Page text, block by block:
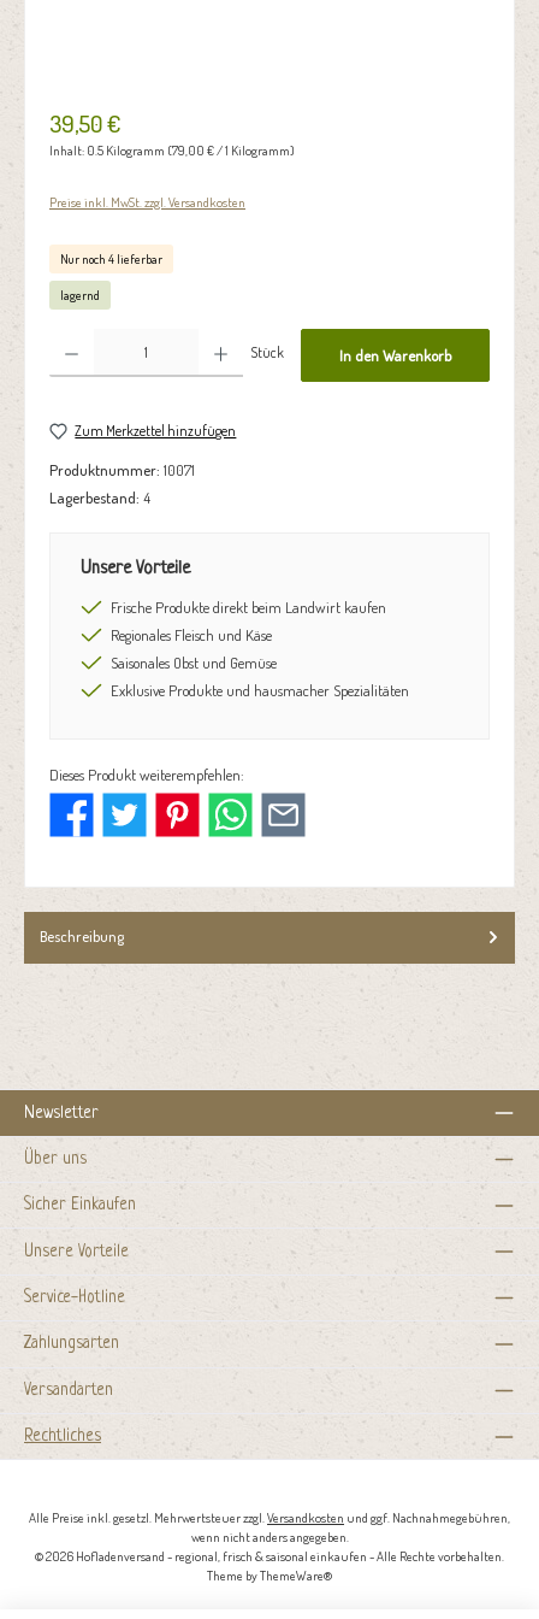
39,50 €
Inhalt: 0.5 Kilogramm (79,00 € / 1 Kilogramm)
Preise inkl. MwSt. zzgl. Versandkosten
Nur noch 4 lieferbar
lagernd
Produkt Anzahl: Gib den gewünschten Wert ein oder benutze die Schaltflächen um die Anzahl zu erhöhen oder zu
Stück In den Warenkorb
Zum Merkzettel hinzufügen
Produktnummer: 10071
Lagerbestand: 4
Unsere Vorteile
Frische Produkte direkt beim Landwirt kaufen
Regionales Fleisch und Käse
Saisonales Obst und Gemüse
Exklusive Produkte und hausmacher Spezialitäten
Dieses Produkt weiterempfehlen:
Beschreibung
Newsletter
Über uns
Sicher Einkaufen
Unsere Vorteile
Service-Hotline
Zahlungsarten
Versandarten
Rechtliches
Alle Preise inkl. gesetzl. Mehrwertsteuer zzgl.Versandkosten und ggf. Nachnahmegebühren,
wenn nicht anders angegeben.
© 2026 Hofladenversand - regional, frisch & saisonal einkaufen - Alle Rechte vorbehalten.
Theme byThemeWare®